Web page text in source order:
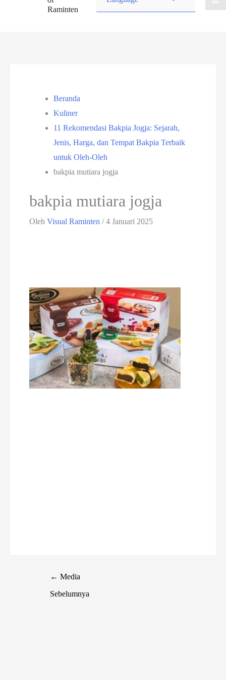
Raminten
Beranda
Kuliner
11 Rekomendasi Bakpia Jogja: Sejarah,
Jenis, Harga, dan Tempat Bakpia Terbaik
untuk Oleh-Oleh
bakpia mutiara jogja
bakpia mutiara jogja
OlehVisual Raminten/4 Januari 2025
← Media
Sebelumnya